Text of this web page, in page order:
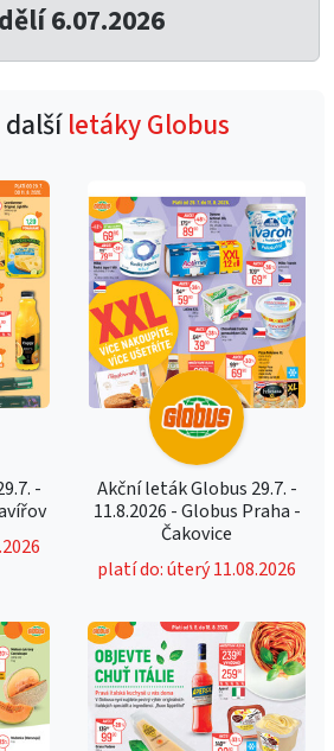
6.07.2026
letáky Globus
-
Akční leták Globus 29.7. -
11.8.2026 - Globus Praha -
Čakovice
platí do: úterý 11.08.2026